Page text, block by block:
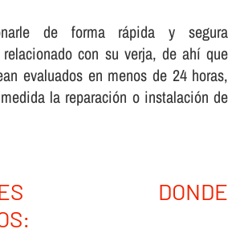
de forma rápida y segura
con su verja, de ahí­ que
evaluados en menos de 24 horas,
la reparación o instalación de
DONDE